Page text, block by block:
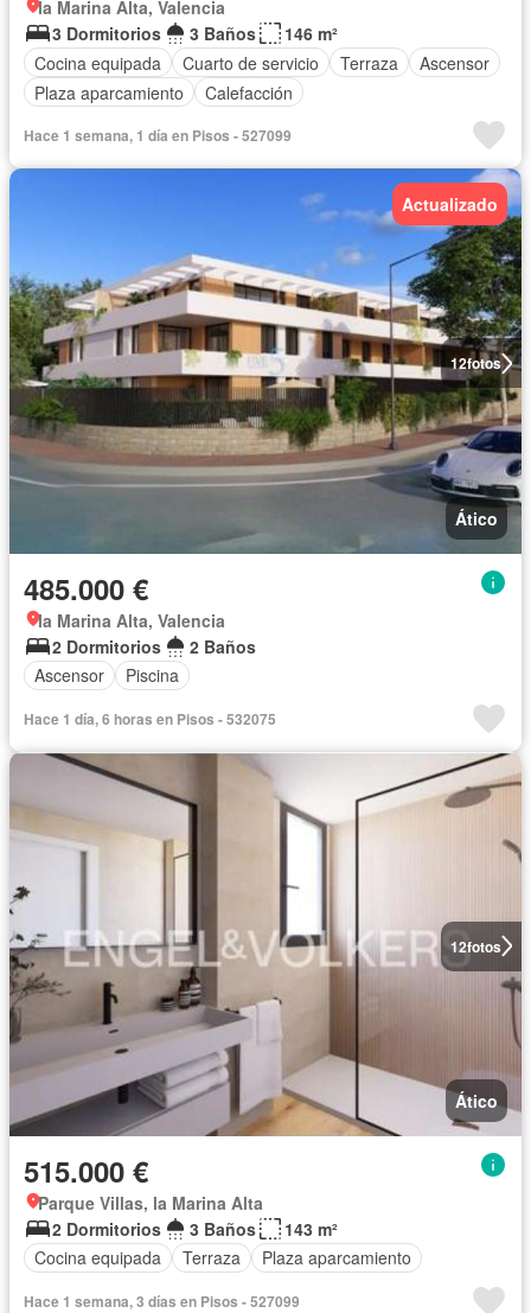
la Marina Alta, Valencia
3 Dormitorios
3 Baños
146 m²
Cocina equipada
Cuarto de servicio Terraza
Ascensor
Plaza aparcamiento
Calefacción
Hace 1 semana, 1 día en Pisos - 527099
12fotos
Actualizado
Ático
485.000 €
la Marina Alta, Valencia
2 Dormitorios
2 Baños
Ascensor
Piscina
Hace 1 día, 6 horas en Pisos - 532075
12fotos
Ático
515.000 €
Parque Villas, la Marina Alta
2 Dormitorios
3 Baños
143 m²
Cocina equipada
Terraza Plaza aparcamiento
Hace 1 semana, 3 días en Pisos - 527099